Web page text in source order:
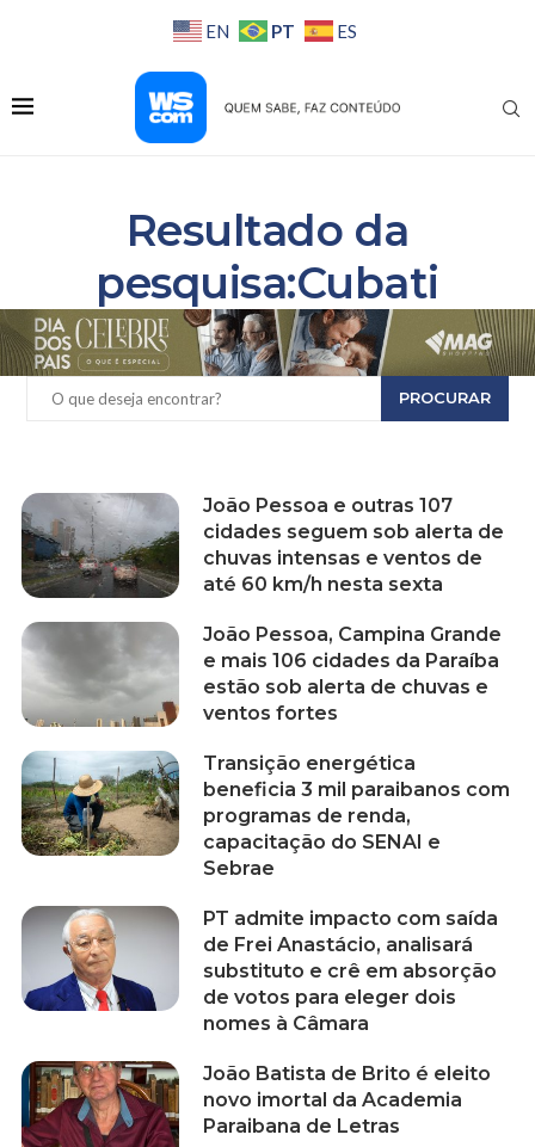
EN PT ES
Resultado da
pesquisa:Cubati
PROCURAR
João Pessoa e outras 107
cidades seguem sob alerta de
chuvas intensas e ventos de
até 60 km/h nesta sexta
João Pessoa, Campina Grande
e mais 106 cidades da Paraíba
estão sob alerta de chuvas e
ventos fortes
Transição energética
beneficia 3 mil paraibanos com
programas de renda,
capacitação do SENAI e
Sebrae
PT admite impacto com saída
de Frei Anastácio, analisará
substituto e crê em absorção
de votos para eleger dois
nomes à Câmara
João Batista de Brito é eleito
novo imortal da Academia
Paraibana de Letras